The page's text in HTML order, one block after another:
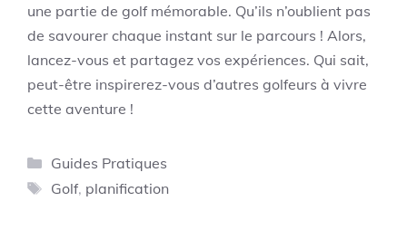
une partie de golf mémorable. Qu’ils n’oublient pas
de savourer chaque instant sur le parcours ! Alors,
lancez-vous et partagez vos expériences. Qui sait,
peut-être inspirerez-vous d’autres golfeurs à vivre
cette aventure !
Catégories
Guides Pratiques
Étiquettes
Golf, planification